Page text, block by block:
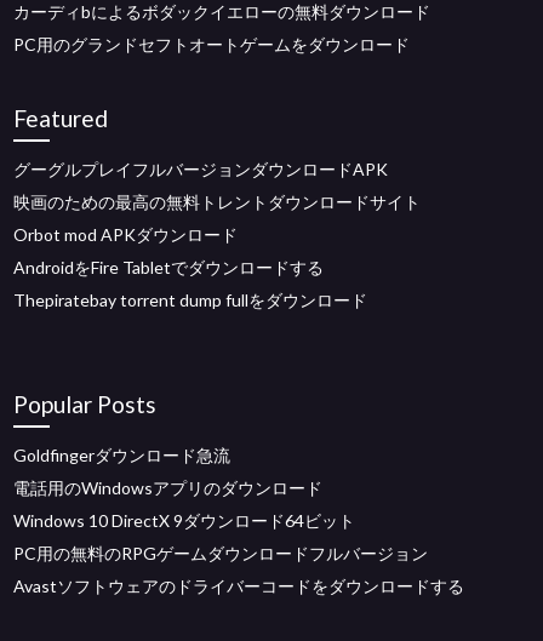
カーディbによるボダックイエローの無料ダウンロード
PC用のグランドセフトオートゲームをダウンロード
Featured
グーグルプレイフルバージョンダウンロードAPK
映画のための最高の無料トレントダウンロードサイト
Orbot mod APKダウンロード
AndroidをFire Tabletでダウンロードする
Thepiratebay torrent dump fullをダウンロード
Popular Posts
Goldfingerダウンロード急流
電話用のWindowsアプリのダウンロード
Windows 10 DirectX 9ダウンロード64ビット
PC用の無料のRPGゲームダウンロードフルバージョン
Avastソフトウェアのドライバーコードをダウンロードする